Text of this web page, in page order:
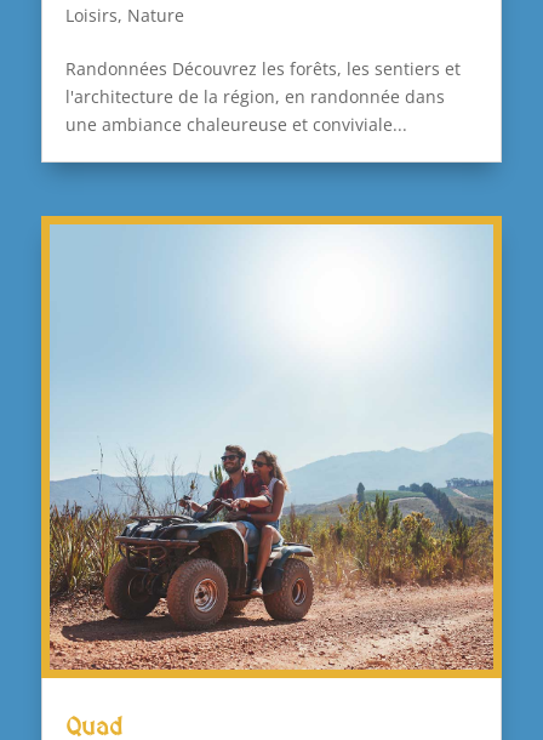
Loisirs, Nature
Randonnées Découvrez les forêts, les sentiers et
l'architecture de la région, en randonnée dans
une ambiance chaleureuse et conviviale...
Quad